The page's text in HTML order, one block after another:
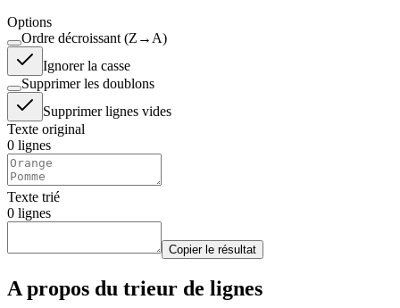
Options
Ordre décroissant (Z→A)
Ignorer la casse
Supprimer les doublons
Supprimer lignes vides
Texte original
0 lignes
Texte trié
0 lignes
Copier le résultat
A propos du trieur de lignes